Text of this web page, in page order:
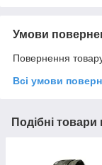
Умови
Повернення
Всі умови
Подібні товари